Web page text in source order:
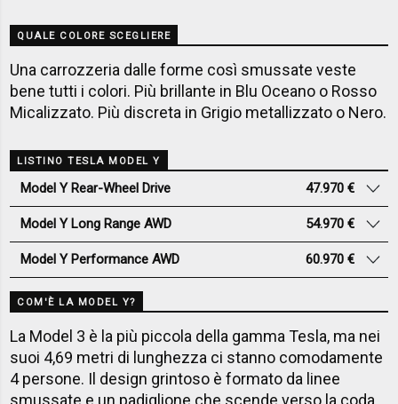
QUALE COLORE SCEGLIERE
Una carrozzeria dalle forme così smussate veste
bene tutti i colori. Più brillante in Blu Oceano o Rosso
Micalizzato. Più discreta in Grigio metallizzato o Nero.
LISTINO TESLA MODEL Y
Model Y Rear-Wheel Drive 47.970 €
Model Y Long Range AWD 54.970 €
Model Y Performance AWD 60.970 €
COM'È LA MODEL Y?
La Model 3 è la più piccola della gamma Tesla, ma nei
suoi 4,69 metri di lunghezza ci stanno comodamente
4 persone. Il design grintoso è formato da linee
smussate e un padiglione che scende verso la coda.